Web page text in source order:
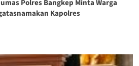
Polres Bangkep Minta Warga
Kapolres